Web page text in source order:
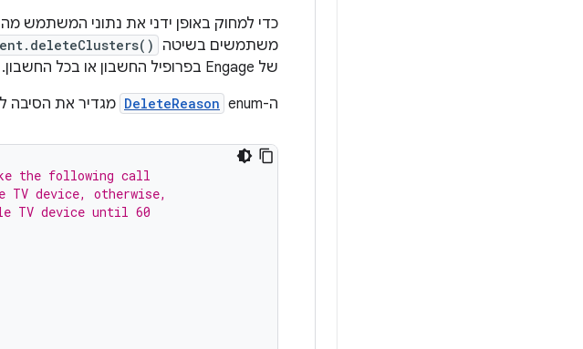
משתמשים בשיטה
של Engage בפרופיל החשבון או בכל החשבון.
ה-enum‏
DeleteReason מגדיר את הסיבה
the following call
TV device, otherwise,
TV device until 60